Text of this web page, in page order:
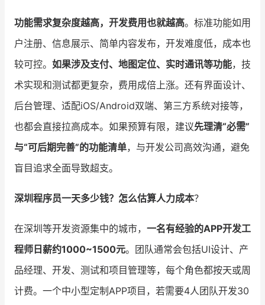
功能需求复杂度越高，开发费用也就越高。标准功能如用
户注册、信息展示、简单内容发布，开发难度低，成本也
较可控。 如果涉及支付、地图定位、实时通讯等功能，技
术实现和测试都更复杂，费用成倍上涨。还有界面设计、
后台管理、适配iOS/Android双端、第三方系统对接等，
也都会直接拉高成本。如果预算有限，建议先理清“必需”
与“可后期完善”的功能清单，与开发公司高效沟通，避免
盲目追求全面导致超支。
深圳程序员一天多少钱？怎么估算人力成本？
在深圳等开发资源集中的城市， 一名有经验的APP开发工
程师日薪约1000~1500元。团队通常会包括UI设计、产
品经理、开发、测试和项目管理等，每个角色都按天或周
计费。一个中小型定制APP项目，若需要4人团队开发30